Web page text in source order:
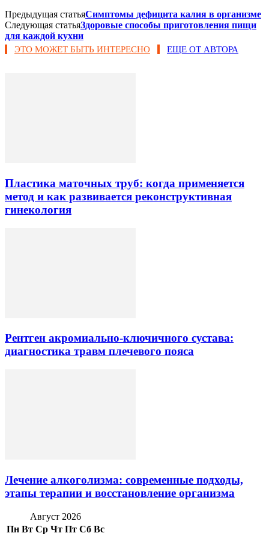
Предыдущая статьяСимптомы дефицита калия в организме
Следующая статьяЗдоровые способы приготовления пищи
для каждой кухни
ЭТО МОЖЕТ БЫТЬ ИНТЕРЕСНО ЕЩЕ ОТ АВТОРА
Пластика маточных труб: когда применяется
метод и как развивается реконструктивная
гинекология
Рентген акромиально-ключичного сустава:
диагностика травм плечевого пояса
Лечение алкоголизма: современные подходы,
этапы терапии и восстановление организма
Август 2026
Пн Вт Ср Чт Пт Сб Вс